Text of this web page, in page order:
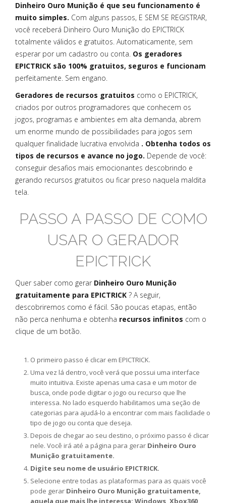
Dinheiro Ouro Munição é que seu funcionamento é
muito simples. Com alguns passos, E SEM SE REGISTRAR,
você receberá Dinheiro Ouro Munição do EPICTRICK
totalmente válidos e gratuitos. Automaticamente, sem
esperar por um cadastro ou conta. Os geradores
EPICTRICK são 100% gratuitos, seguros e funcionam
perfeitamente. Sem engano.
Geradores de recursos gratuitos como o EPICTRICK,
criados por outros programadores que conhecem os
jogos, programas e ambientes em alta demanda, abrem
um enorme mundo de possibilidades para jogos sem
qualquer finalidade lucrativa envolvida . Obtenha todos os
tipos de recursos e avance no jogo. Depende de você:
conseguir desafios mais emocionantes descobrindo e
gerando recursos gratuitos ou ficar preso naquela maldita
tela.
PASSO A PASSO DE COMO
USAR O GERADOR
EPICTRICK
Quer saber como gerar Dinheiro Ouro Munição
gratuitamente para EPICTRICK ? A seguir,
descobriremos como é fácil. São poucas etapas, então
não perca nenhuma e obtenha recursos infinitos com o
clique de um botão.
O primeiro passo é clicar em EPICTRICK.
Uma vez lá dentro, você verá que possui uma interface
muito intuitiva. Existe apenas uma casa e um motor de
busca, onde pode digitar o jogo ou recurso que lhe
interessa. No lado esquerdo habilitamos uma seção de
categorias para ajudá-lo a encontrar com mais facilidade o
tipo de jogo ou conta que deseja.
Depois de chegar ao seu destino, o próximo passo é clicar
nele. Você irá até a página para gerar Dinheiro Ouro
Munição gratuitamente.
Digite seu nome de usuário EPICTRICK.
Selecione entre todas as plataformas para as quais você
pode gerar Dinheiro Ouro Munição gratuitamente,
aquela que mais lhe interessa: Windows, Xbox360,